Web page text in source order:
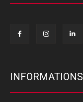
INFORMATIONS